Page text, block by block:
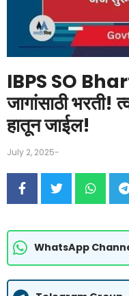
IBPS SO
जागांसाठी भरती!
हातून जाईल!
July 2, 2025-
WhatsApp